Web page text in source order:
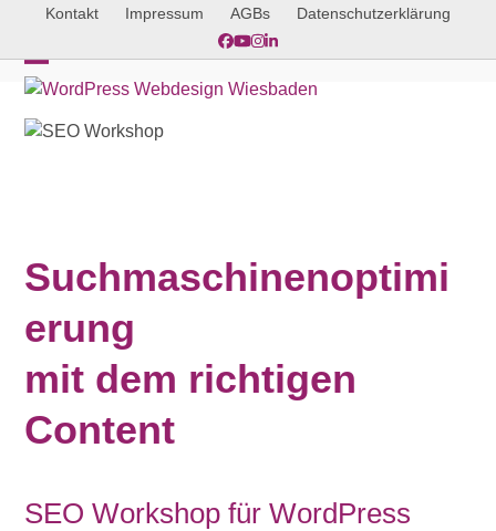
content
Kontakt Impressum AGBs
Datenschutzerklärung
Facebook
YouTube
Instagram
LinkedIn
Open
mobile
Close
mobile
Suchmaschinenoptimi
erung
mit dem richtigen
Content
SEO Workshop für WordPress